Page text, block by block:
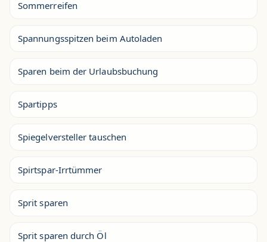
Sommerreifen
Spannungsspitzen beim Autoladen
Sparen beim der Urlaubsbuchung
Spartipps
Spiegelversteller tauschen
Spirtspar-Irrtümmer
Sprit sparen
Sprit sparen durch Öl